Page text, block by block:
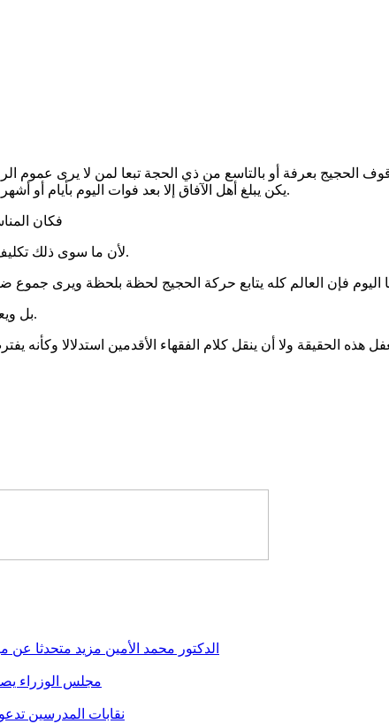
الحجيج بعرفة أو بالتاسع من ذي الحجة تبعا لمن لا يرى عموم
يكن يبلغ أهل الآفاق إلا بعد فوات اليوم بأيام أو أشهر أو سنوات حسب بعد القطر عن البلاد المقدّسة.
فكان
لأن ما سوى ذلك تكليف بما لا يطاق أو تفويت للعبادة في حال الانتظار.
اليوم فإن العالم كله يتابع حركة الحجيج لحظة بلحظة ويرى
بل ويعلم مسبقا جدول حركتهم في مناسكهم الطيبة.
الدكتور محمد الأمين مزيد متحدثا عن
مجلس الوزراء
نقابات المدرسين